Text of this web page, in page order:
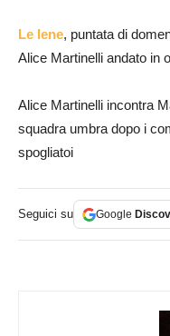
Le Iene, puntata di
Alice Martinelli andato in
Alice Martinelli incontra
squadra umbra dopo i
spogliatoi
Seguici su Google